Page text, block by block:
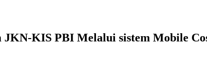
KIS PBI Melalui sistem Mobile